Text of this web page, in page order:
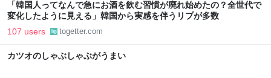
「韓国人ってなんで急にお酒を飲む習慣が廃れ始めたの？全世代で
変化したように見える」韓国から実感を伴うリプが多数
107 users togetter.com
カツオのしゃぶしゃぶがうまい